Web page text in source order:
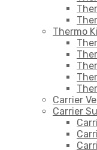
Thermo
Carrier
Carrier